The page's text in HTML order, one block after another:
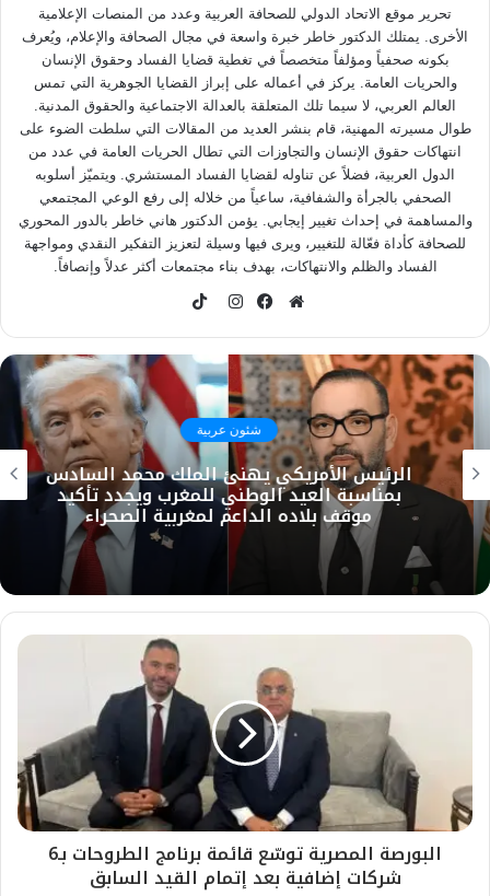
تحرير موقع الاتحاد الدولي للصحافة العربية وعدد من المنصات الإعلامية
الأخرى. يمتلك الدكتور خاطر خبرة واسعة في مجال الصحافة والإعلام، ويُعرف
بكونه صحفياً ومؤلفاً متخصصاً في تغطية قضايا الفساد وحقوق الإنسان
والحريات العامة. يركز في أعماله على إبراز القضايا الجوهرية التي تمس
العالم العربي، لا سيما تلك المتعلقة بالعدالة الاجتماعية والحقوق المدنية.
طوال مسيرته المهنية، قام بنشر العديد من المقالات التي سلطت الضوء على
انتهاكات حقوق الإنسان والتجاوزات التي تطال الحريات العامة في عدد من
الدول العربية، فضلاً عن تناوله لقضايا الفساد المستشري. ويتميّز أسلوبه
الصحفي بالجرأة والشفافية، ساعياً من خلاله إلى رفع الوعي المجتمعي
والمساهمة في إحداث تغيير إيجابي. يؤمن الدكتور هاني خاطر بالدور المحوري
للصحافة كأداة فعّالة للتغيير، ويرى فيها وسيلة لتعزيز التفكير النقدي ومواجهة
الفساد والظلم والانتهاكات، بهدف بناء مجتمعات أكثر عدلاً وإنصافاً.
الويب
شئون عربية
الرئيس الأمريكي يهنئ الملك محمد السادس
بمناسبة العيد الوطني للمغرب ويجدد تأكيد
موقف بلاده الداعم لمغربية الصحراء
البورصة المصرية توسّع قائمة برنامج الطروحات بـ6
شركات إضافية بعد إتمام القيد السابق